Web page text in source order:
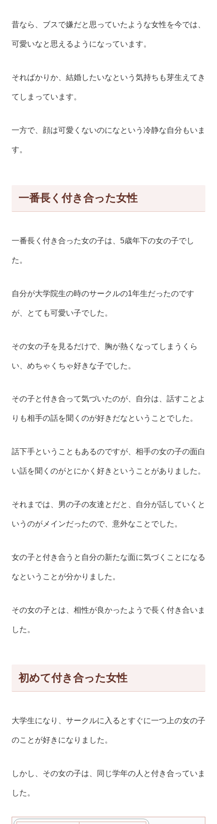
昔なら、ブスで嫌だと思っていたような女性を今では、
可愛いなと思えるようになっています。
そればかりか、結婚したいなという気持ちも芽生えてき
てしまっています。
一方で、顔は可愛くないのになという冷静な自分もいま
す。
一番長く付き合った女性
一番長く付き合った女の子は、5歳年下の女の子でし
た。
自分が大学院生の時のサークルの1年生だったのです
が、とても可愛い子でした。
その女の子を見るだけで、胸が熱くなってしまうくら
い、めちゃくちゃ好きな子でした。
その子と付き合って気づいたのが、自分は、話すことよ
りも相手の話を聞くのが好きだなということでした。
話下手ということもあるのですが、相手の女の子の面白
い話を聞くのがとにかく好きということがありました。
それまでは、男の子の友達とだと、自分が話していくと
いうのがメインだったので、意外なことでした。
女の子と付き合うと自分の新たな面に気づくことになる
なということが分かりました。
その女の子とは、相性が良かったようで長く付き合いま
した。
初めて付き合った女性
大学生になり、サークルに入るとすぐに一つ上の女の子
のことが好きになりました。
しかし、その女の子は、同じ学年の人と付き合っていま
した。